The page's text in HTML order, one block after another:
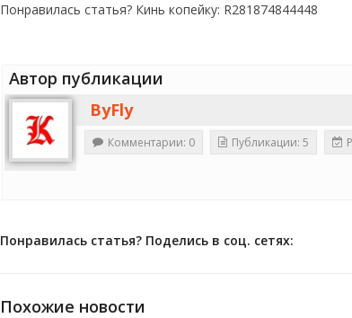
Понравилась статья? Кинь копейку: R281874844448
Автор публикации
ByFly
Комментарии: 0 Публикации: 5
Понравилась статья? Поделись в соц. сетях:
Похожие новости